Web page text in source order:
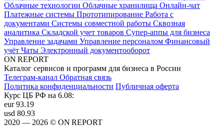
Облачные технологии Облачные хранилища Онлайн-чат
Платежные системы Прототипирование Работа с
документами Системы совместной работы Сквозная
аналитика Складской учет товаров Супер-аппы для бизнеса
Управление задачами Управление персоналом Финансовый
учёт Чаты Электронный документооборот
ON REPORT
Каталог сервисов и программ для бизнеса в России
Телеграм-канал Обратная связь
Политика конфиденциальности Публичная оферта
Курс ЦБ РФ на 6.08:
eur93.19
usd 80.93
2020 — 2026 © ON REPORT